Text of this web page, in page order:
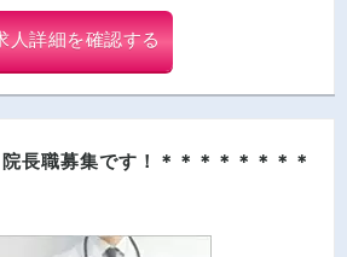
人詳細を確認する
長職募集です！＊＊＊＊＊＊＊＊